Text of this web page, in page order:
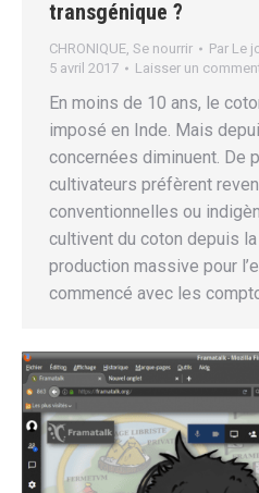
transgénique ?
CHRONIQUE, Se nourrir Par Le
5 avril 2017
Laisser un
En moins de 10 ans, le
imposé en Inde. Mais
concernées diminuent. De
cultivateurs préfèrent
conventionnelles ou
cultivent du coton depuis
production massive pour
commencé avec les